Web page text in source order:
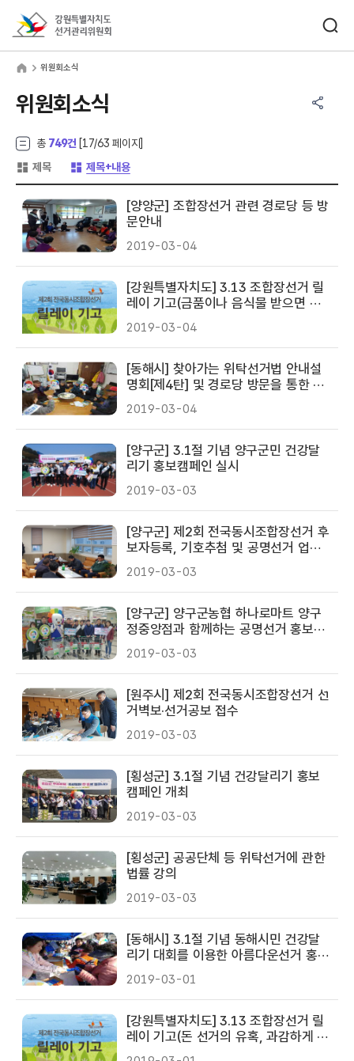
위원회소식
위원회소식
총 749건 [17/63 페이지]
제목 제목+내용
[양양군] 조합장선거 관련 경로당 등 방
문안내
2019-03-04
[강원특별자치도] 3.13 조합장선거 릴
레이 기고(금품이나 음식물 받으면 최
고 50배 과태료, 동해시선관위 천성애
주무관)
2019-03-04
[동해시] 찾아가는 위탁선거법 안내설
명회[제4탄] 및 경로당 방문을 통한 홍
보활동 전개
2019-03-04
[양구군] 3.1절 기념 양구군민 건강달
리기 홍보캠페인 실시
2019-03-03
[양구군] 제2회 전국동시조합장선거 후
보자등록, 기호추첨 및 공명선거 업무
협의회 개최
2019-03-03
[양구군] 양구군농협 하나로마트 양구
정중앙점과 함께하는 공명선거 홍보캠
페인 실시
2019-03-03
[원주시] 제2회 전국동시조합장선거 선
거벽보·선거공보 접수
2019-03-03
[횡성군] 3.1절 기념 건강달리기 홍보
캠페인 개최
2019-03-03
[횡성군] 공공단체 등 위탁선거에 관한
법률 강의
2019-03-03
[동해시] 3.1절 기념 동해시민 건강달
리기 대회를 이용한 아름다운선거 홍보
캠페인 활동전개
2019-03-01
[강원특별자치도] 3.13 조합장선거 릴
레이 기고(돈 선거의 유혹, 과감하게 뿌
리치자, 태백시선관위 최성철 지도홍보